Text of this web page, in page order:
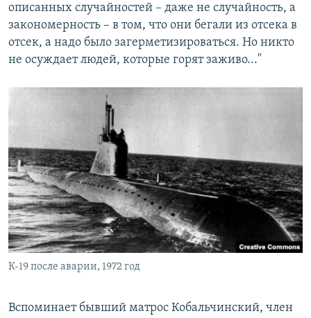
описанных случайностей – даже не случайность, а
закономерность – в том, что они бегали из отсека в
отсек, а надо было загерметизироваться. Но никто
не осуждает людей, которые горят заживо..."
К-19 после аварии, 1972 год
Вспоминает бывший матрос Кобальчинский, член